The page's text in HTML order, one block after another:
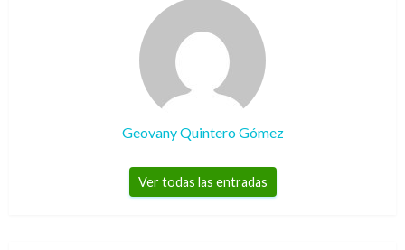
Geovany Quintero Gómez
Ver todas las entradas